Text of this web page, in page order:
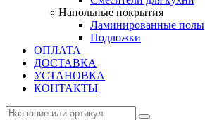
Напольные покрытия
Ламинированные полы
Подложки
ОПЛАТА
ДОСТАВКА
УСТАНОВКА
КОНТАКТЫ